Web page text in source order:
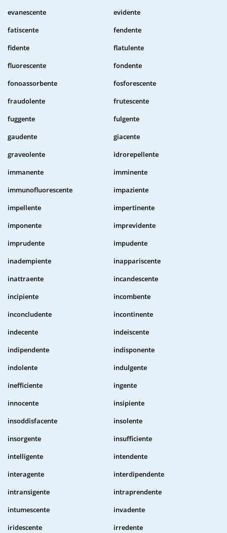
evanescente
evidente
fatiscente
fendente
fidente
flatulente
fluorescente
fondente
fonoassorbente
fosforescente
fraudolente
frutescente
fuggente
fulgente
gaudente
giacente
graveolente
idrorepellente
immanente
imminente
immunofluorescente
impaziente
impellente
impertinente
imponente
imprevidente
imprudente
impudente
inadempiente
inappariscente
inattraente
incandescente
incipiente
incombente
inconcludente
incontinente
indecente
indeiscente
indipendente
indisponente
indolente
indulgente
inefficiente
ingente
innocente
insipiente
insoddisfacente
insolente
insorgente
insufficiente
intelligente
intendente
interagente
interdipendente
intransigente
intraprendente
intumescente
invadente
iridescente
irredente